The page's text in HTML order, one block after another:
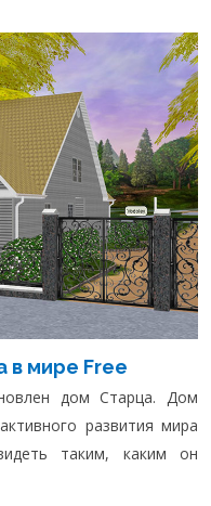
в мире Free
дом Старца. Дом
развития мира
таким, каким он